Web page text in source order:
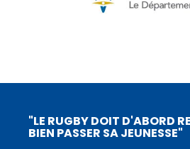
"LE RUGBY DOIT D'ABORD
BIEN PASSER SA JEUNESSE"